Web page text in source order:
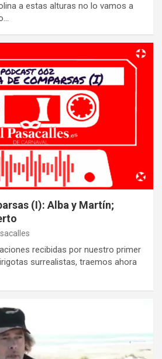
a estas alturas no lo vamos a
(I): Alba y Martín;
recibidas por nuestro primer
surrealistas, traemos ahora